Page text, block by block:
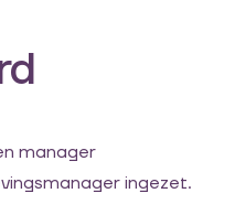
manager
ingezet.